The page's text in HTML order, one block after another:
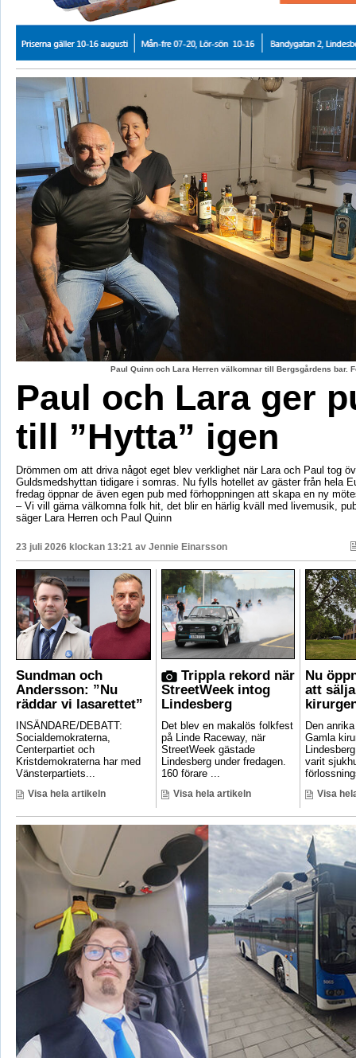
Paul Quinn och Lara Herren välkomnar till Bergsgårdens bar.
Paul och Lara ger
till ”Hytta” igen
Drömmen om att driva något eget blev verklighet när Lara och Paul tog
Guldsmedshyttan tidigare i somras. Nu fylls hotellet av gäster från hela
fredag öppnar de även egen pub med förhoppningen att skapa en ny
– Vi vill gärna välkomna folk hit, det blir en härlig kväll med livemusik,
säger Lara Herren och Paul Quinn
23 juli 2026 klockan 13:21 av Jennie Einarsson
Sundman och
Andersson: ”Nu
räddar vi lasarettet”
INSÄNDARE/DEBATT:
Socialdemokraterna,
Centerpartiet och
Kristdemokraterna har med
Vänsterpartiets...
Visa hela artikeln
Trippla rekord när
StreetWeek intog
Lindesberg
Det blev en makalös folkfest
på Linde Raceway, när
StreetWeek gästade
Lindesberg under fredagen.
160 förare ...
Visa hela artikeln
Nu
att
Den
Gamla
varit
Visa